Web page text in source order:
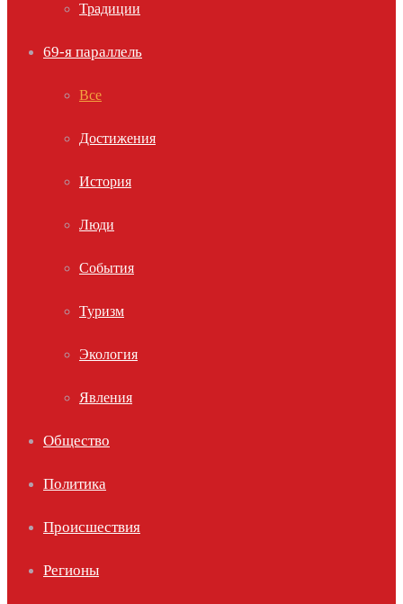
Традиции
69-я параллель
Все
Достижения
История
Люди
События
Туризм
Экология
Явления
Общество
Политика
Происшествия
Регионы